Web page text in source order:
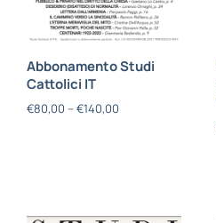
Abbonamento Studi
Cattolici IT
€80,00 – €140,00